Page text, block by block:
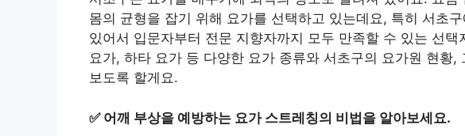
몸의 균형을 잡기 위해 요가를 선택하고 있는데요, 특히 서초
있어서 입문자부터 전문 지향자까지 모두 만족할 수 있는 선
요가, 하타 요가 등 다양한 요가 종류와 서초구의 요가원 현황,
보도록 할게요.
✅ 어깨 부상을 예방하는 요가 스트레칭의 비법을 알아보세요.